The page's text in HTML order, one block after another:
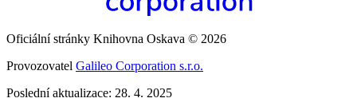
Oficiální stránky Knihovna Oskava © 2026
Provozovatel Galileo Corporation s.r.o.
Poslední aktualizace: 28. 4. 2025